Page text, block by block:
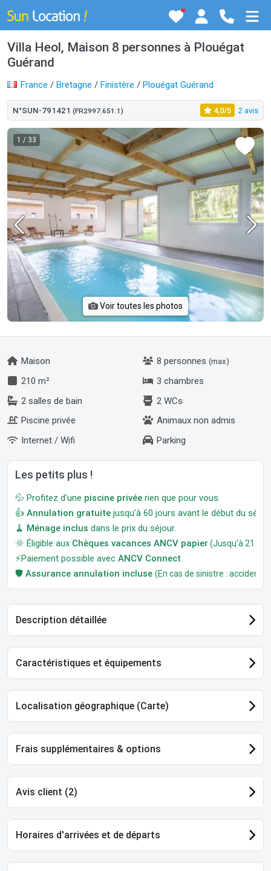
Villa Heol, Maison 8 personnes à Plouégat
Guérand
France / Bretagne / Finistère / Plouégat Guérand
N°SUN-791421 (FR2997.651.1) 4,0/5 2 avis
1 / 33
Voir toutes les photos
Maison 8 personnes (max)
210 m²
3 chambres
2 salles de bain
2 WCs
Piscine privée
Animaux non admis
Internet / Wifi
Parking
Les petits plus !
💦 Profitez d'une piscine privée rien que pour vous.
👍 Annulation gratuite jusqu'à 60 jours avant le début du
🧹 Ménage inclus dans le prix du séjour.
🌞 Éligible aux Chèques vacances ANCV papier (Jusqu'à 21
⚡Paiement possible avec ANCV Connect.
🛡️ Assurance annulation incluse (En cas de sinistre : accident,
Description détaillée
Caractéristiques et équipements
Localisation géographique (Carte)
Frais supplémentaires & options
Avis client (2)
Horaires d'arrivées et de départs